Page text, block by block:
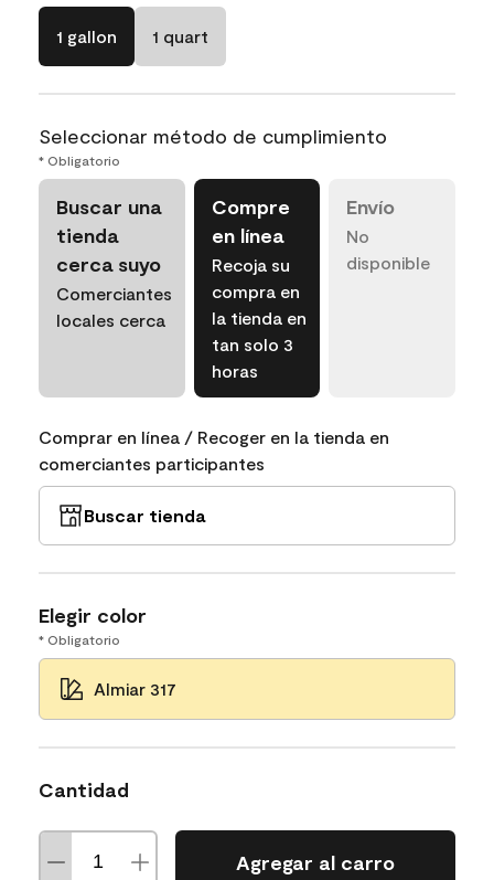
1 gallon 1 quart
Seleccionar método de cumplimiento
* Obligatorio
Buscar una
tienda
cerca suyo
Comerciantes
locales cerca
Compre
en línea
Recoja su
compra en
la tienda en
tan solo 3
horas
Envío
No
disponible
Comprar en línea / Recoger en la tienda en
comerciantes participantes
Buscar tienda
Elegir color
* Obligatorio
Almiar 317
Cantidad
Agregar al carro